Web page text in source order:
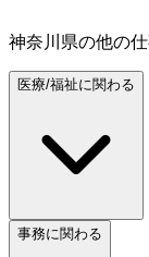
神奈川県の他の
医療/福祉に関わる
事務に関わる